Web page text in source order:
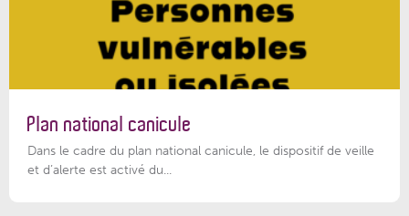
Plan national canicule
Dans le cadre du plan national canicule, le dispositif de veille
et d’alerte est activé du...